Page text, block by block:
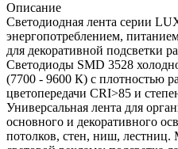
Описание
Светодиодная лента серии
энергопотреблением,
для декоративной подсветки
Светодиоды SMD 3528
(7700 - 9600 К) с плотностью
цветопередачи CRI>85 и
Универсальная лента для
основного и декоративного
потолков, стен, ниш, лестниц.